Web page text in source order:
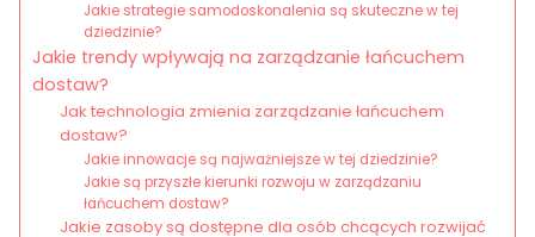
Jakie strategie samodoskonalenia są skuteczne w tej
dziedzinie?
Jakie trendy wpływają na zarządzanie łańcuchem
dostaw?
Jak technologia zmienia zarządzanie łańcuchem
dostaw?
Jakie innowacje są najważniejsze w tej dziedzinie?
Jakie są przyszłe kierunki rozwoju w zarządzaniu
łańcuchem dostaw?
Jakie zasoby są dostępne dla osób chcących rozwijać